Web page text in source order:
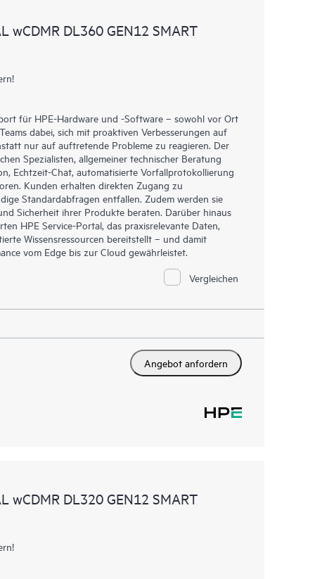
Service abgedeckt sind. Den Kunden bietet sich
Sie sehen auf einen Blick, welche Produkte in
stellen zu müssen bestimmte Aktionen selbst
den Zugang zu HPE Ressourcen, die einen Beitrag
vom Edge bis zur Cloud leisten.
wCDMR DL360 GEN12 SMART
für HPE-Hardware und -Software – sowohl vor Ort
dabei, sich mit proaktiven Verbesserungen auf
nur auf auftretende Probleme zu reagieren. Der
Spezialisten, allgemeiner technischer Beratung
Echtzeit-Chat, automatisierte Vorfallprotokollierung
Kunden erhalten direkten Zugang zu
Standardabfragen entfallen. Zudem werden sie
Sicherheit ihrer Produkte beraten. Darüber hinaus
HPE Service-Portal, das praxisrelevante Daten,
Wissensressourcen bereitstellt – und damit
vom Edge bis zur Cloud gewährleistet.
Vergleichen
Angebot anfordern
wCDMR DL320 GEN12 SMART